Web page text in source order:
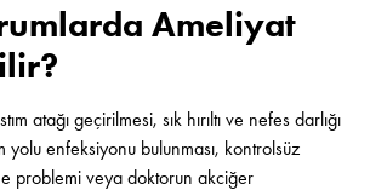
Ameliyat
atağı geçirilmesi, sık hırıltı ve nefes darlığı
yolu enfeksiyonu bulunması, kontrolsüz
problemi veya doktorun akciğer